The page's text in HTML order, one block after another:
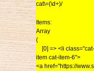
新築と言って
詳しく
cat\=(\d+)/
Items:
Array
(
[0] => <li class="cat-
item cat-item-6">
<a href="https://